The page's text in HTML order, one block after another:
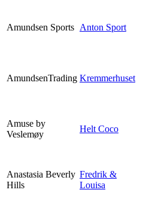
Amundsen Sports Anton Sport
AmundsenTrading Kremmerhuset
Amuse by
Veslemøy
Helt Coco
Anastasia Beverly
Hills
Fredrik &
Louisa